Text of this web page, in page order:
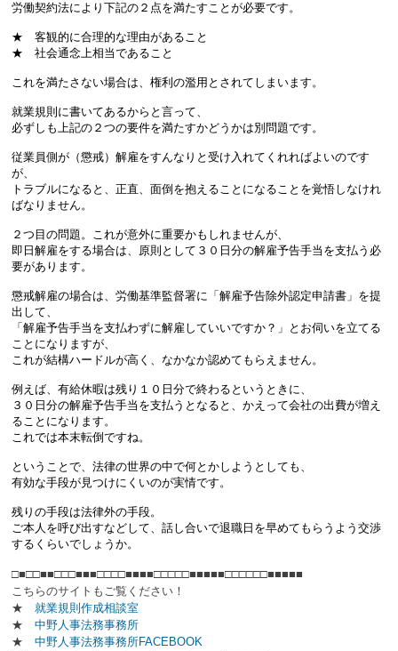
労働契約法により下記の２点を満たすことが必要です。
★ 客観的に合理的な理由があること
★ 社会通念上相当であること
これを満たさない場合は、権利の濫用とされてしまいます。
就業規則に書いてあるからと言って、
必ずしも上記の２つの要件を満たすかどうかは別問題です。
従業員側が（懲戒）解雇をすんなりと受け入れてくれればよいのです
が、
トラブルになると、正直、面倒を抱えることになることを覚悟しなけれ
ばなりません。
２つ目の問題。これが意外に重要かもしれませんが、
即日解雇をする場合は、原則として３０日分の解雇予告手当を支払う必
要があります。
懲戒解雇の場合は、労働基準監督署に「解雇予告除外認定申請書」を提
出して、
「解雇予告手当を支払わずに解雇していいですか？」とお伺いを立てる
ことになりますが、
これが結構ハードルが高く、なかなか認めてもらえません。
例えば、有給休暇は残り１０日分で終わるというときに、
３０日分の解雇予告手当を支払うとなると、かえって会社の出費が増え
ることになります。
これでは本末転倒ですね。
ということで、法律の世界の中で何とかしようとしても、
有効な手段が見つけにくいのが実情です。
残りの手段は法律外の手段。
ご本人を呼び出すなどして、話し合いで退職日を早めてもらうよう交渉
するくらいでしょうか。
□■□□■■□□□■■■□□□□■■■■□□□□□■■■■■□□□□□□■■■■■
こちらのサイトもご覧ください！
★就業規則作成相談室
★中野人事法務事務所
★中野人事法務事務所FACEBOOK